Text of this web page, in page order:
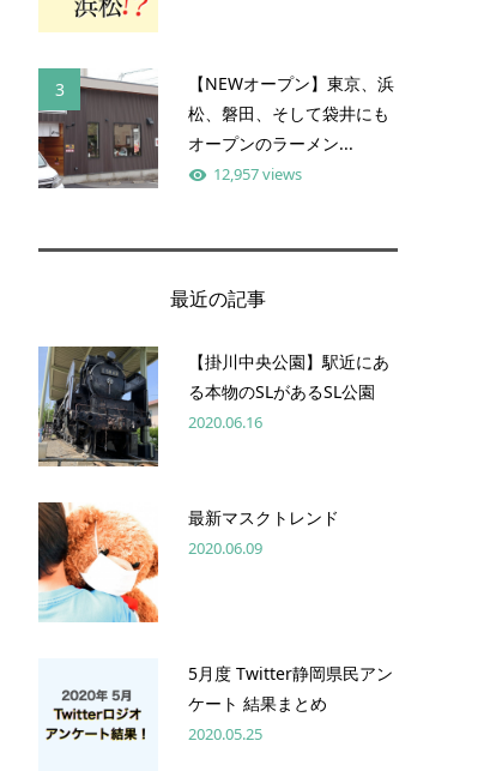
3
【NEWオープン】東京、浜
松、磐田、そして袋井にも
オープンのラーメン...
12,957 views
最近の記事
【掛川中央公園】駅近にあ
る本物のSLがあるSL公園
2020.06.16
最新マスクトレンド
2020.06.09
5月度 Twitter静岡県民アン
ケート 結果まとめ
2020.05.25